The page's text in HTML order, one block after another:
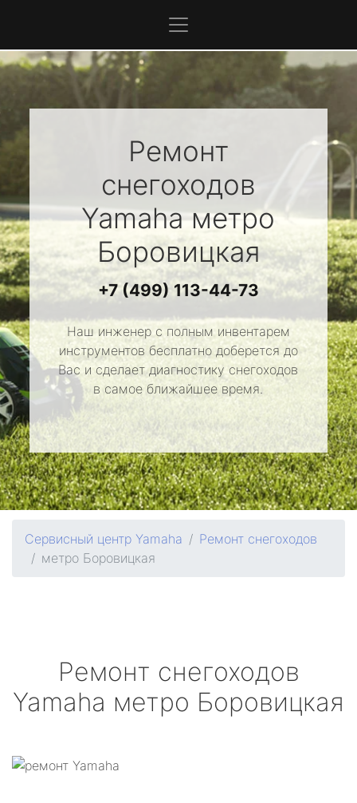
Ремонт
снегоходов
Yamahaметро
Боровицкая
+7 (499) 113-44-73
Наш инженер с полным инвентарем
инструментов бесплатно доберется до
Вас и сделает диагностику снегоходов
в самое ближайшее время.
Сервисный центр Yamaha
Ремонт снегоходов
метро Боровицкая
Ремонт снегоходов
Yamaha метро Боровицкая